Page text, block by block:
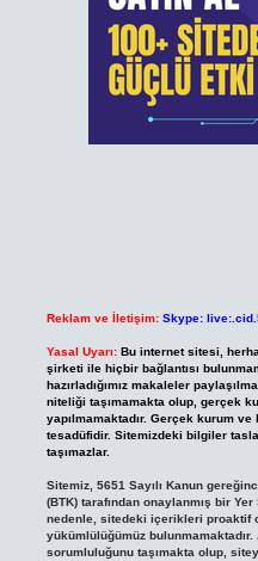
Reklam ve İletişim: Skype:
Yasal Uyarı: Bu internet sitesi,
şirketi ile hiçbir bağlantısı
hazırladığımız makaleler
niteliği taşımamakta olup, gerçek
yapılmamaktadır. Gerçek kurum
tesadüfidir. Sitemizdeki bilgiler
taşımazlar.
Sitemiz, 5651 Sayılı Kanun
(BTK) tarafından onaylanmış bir
nedenle, sitedeki içerikleri proaktif
yükümlülüğümüz
sorumluluğunu taşımakta olup,